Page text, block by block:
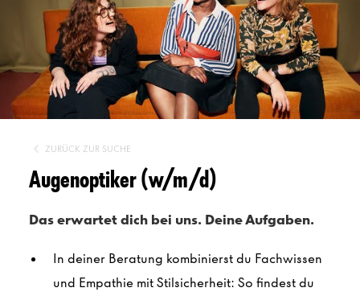
ZURÜCK ZUR SUCHE
Augenoptiker (w/m/d)
Das erwartet dich bei uns. Deine Aufgaben.
In deiner Beratung kombinierst du Fachwissen
und Empathie mit Stilsicherheit: So findest du